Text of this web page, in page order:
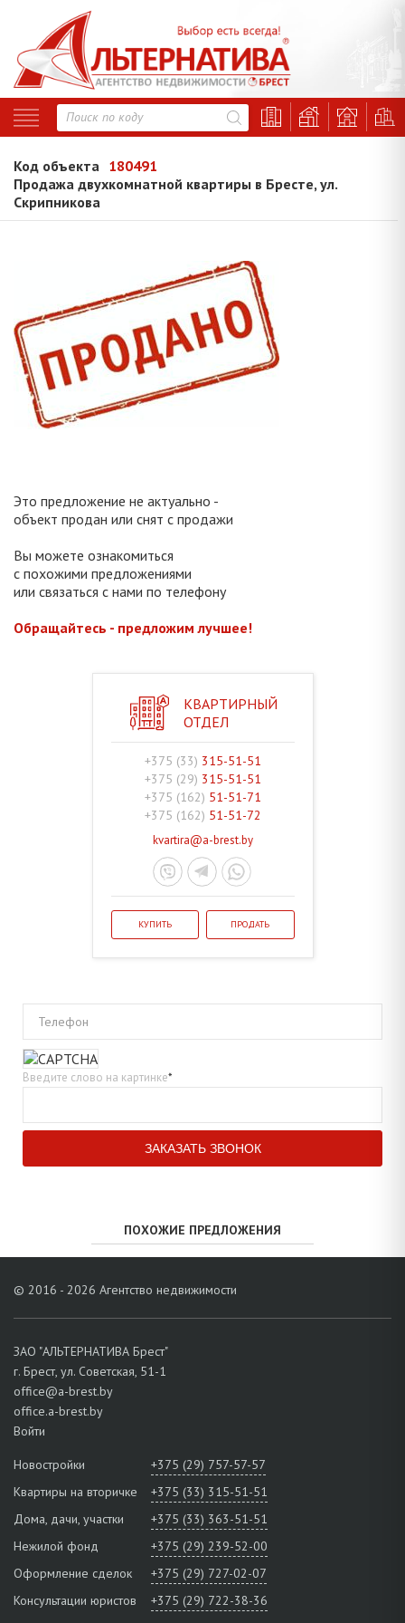
Код объекта 180491
Продажа двухкомнатной квартиры в Бресте, ул.
Скрипникова
Это предложение не актуально -
объект продан или снят с продажи
Вы можете ознакомиться
с похожими предложениями
или связаться с нами по телефону
Обращайтесь - предложим лучшее!
КВАРТИРНЫЙ
ОТДЕЛ
+375 (33) 315-51-51
+375 (29) 315-51-51
+375 (162) 51-51-71
+375 (162) 51-51-72
kvartira@a-brest.by
КУПИТЬ ПРОДАТЬ
Телефон
Введите слово на картинке*
ПОХОЖИЕ ПРЕДЛОЖЕНИЯ
© 2016 - 2026 Агентство недвижимости
ЗАО "АЛЬТЕРНАТИВА Брест"
г. Брест, ул. Советская, 51-1
office@a-brest.by
office.a-brest.by
Войти
Новостройки
+375 (29) 757-57-57
Квартиры на вторичке
+375 (33) 315-51-51
Дома, дачи, участки
+375 (33) 363-51-51
Нежилой фонд
+375 (29) 239-52-00
Оформление сделок
+375 (29) 727-02-07
Консультации юристов
+375 (29) 722-38-36